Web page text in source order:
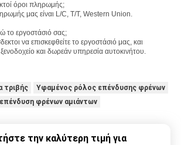
όροι πληρωμής;
μας είναι L/C, T/T, Western Union.
το εργοστάσιό σας;
να επισκεφθείτε το εργοστάσιό μας, και
και δωρεάν υπηρεσία αυτοκινήτου.
τριβής
Υφαμένος ρόλος επένδυσης φρένων
φρένων αμιάντων
την καλύτερη τιμή για